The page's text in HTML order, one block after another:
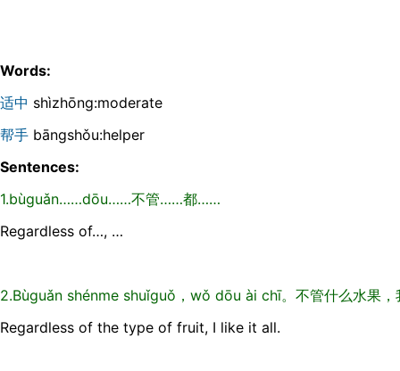
Words:
适中 shìzhōng:moderate
帮手 bāngshǒu:helper
Sentences:
1.bùguǎn……dōu……不管……都……
Regardless of…, …
2.Bùguǎn shénme shuǐguǒ，wǒ dōu ài chī。不管什么水果，
Regardless of the type of fruit, I like it all.